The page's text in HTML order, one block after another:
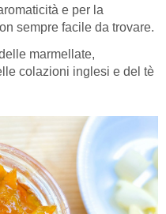
e per la
sempre facile da trovare.
marmellate,
colazioni inglesi e del tè